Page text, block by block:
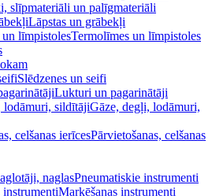
slīpmateriāli un palīgmateriāli
Lāpstas un grābekļi
Termolīmes un līmpistoles
Slēdzenes un seifi
Lukturi un pagarinātāji
Gāze, degļi, lodāmuri,
Pārvietošanas, celšanas
Pneumatiskie instrumenti
Marķēšanas instrumenti